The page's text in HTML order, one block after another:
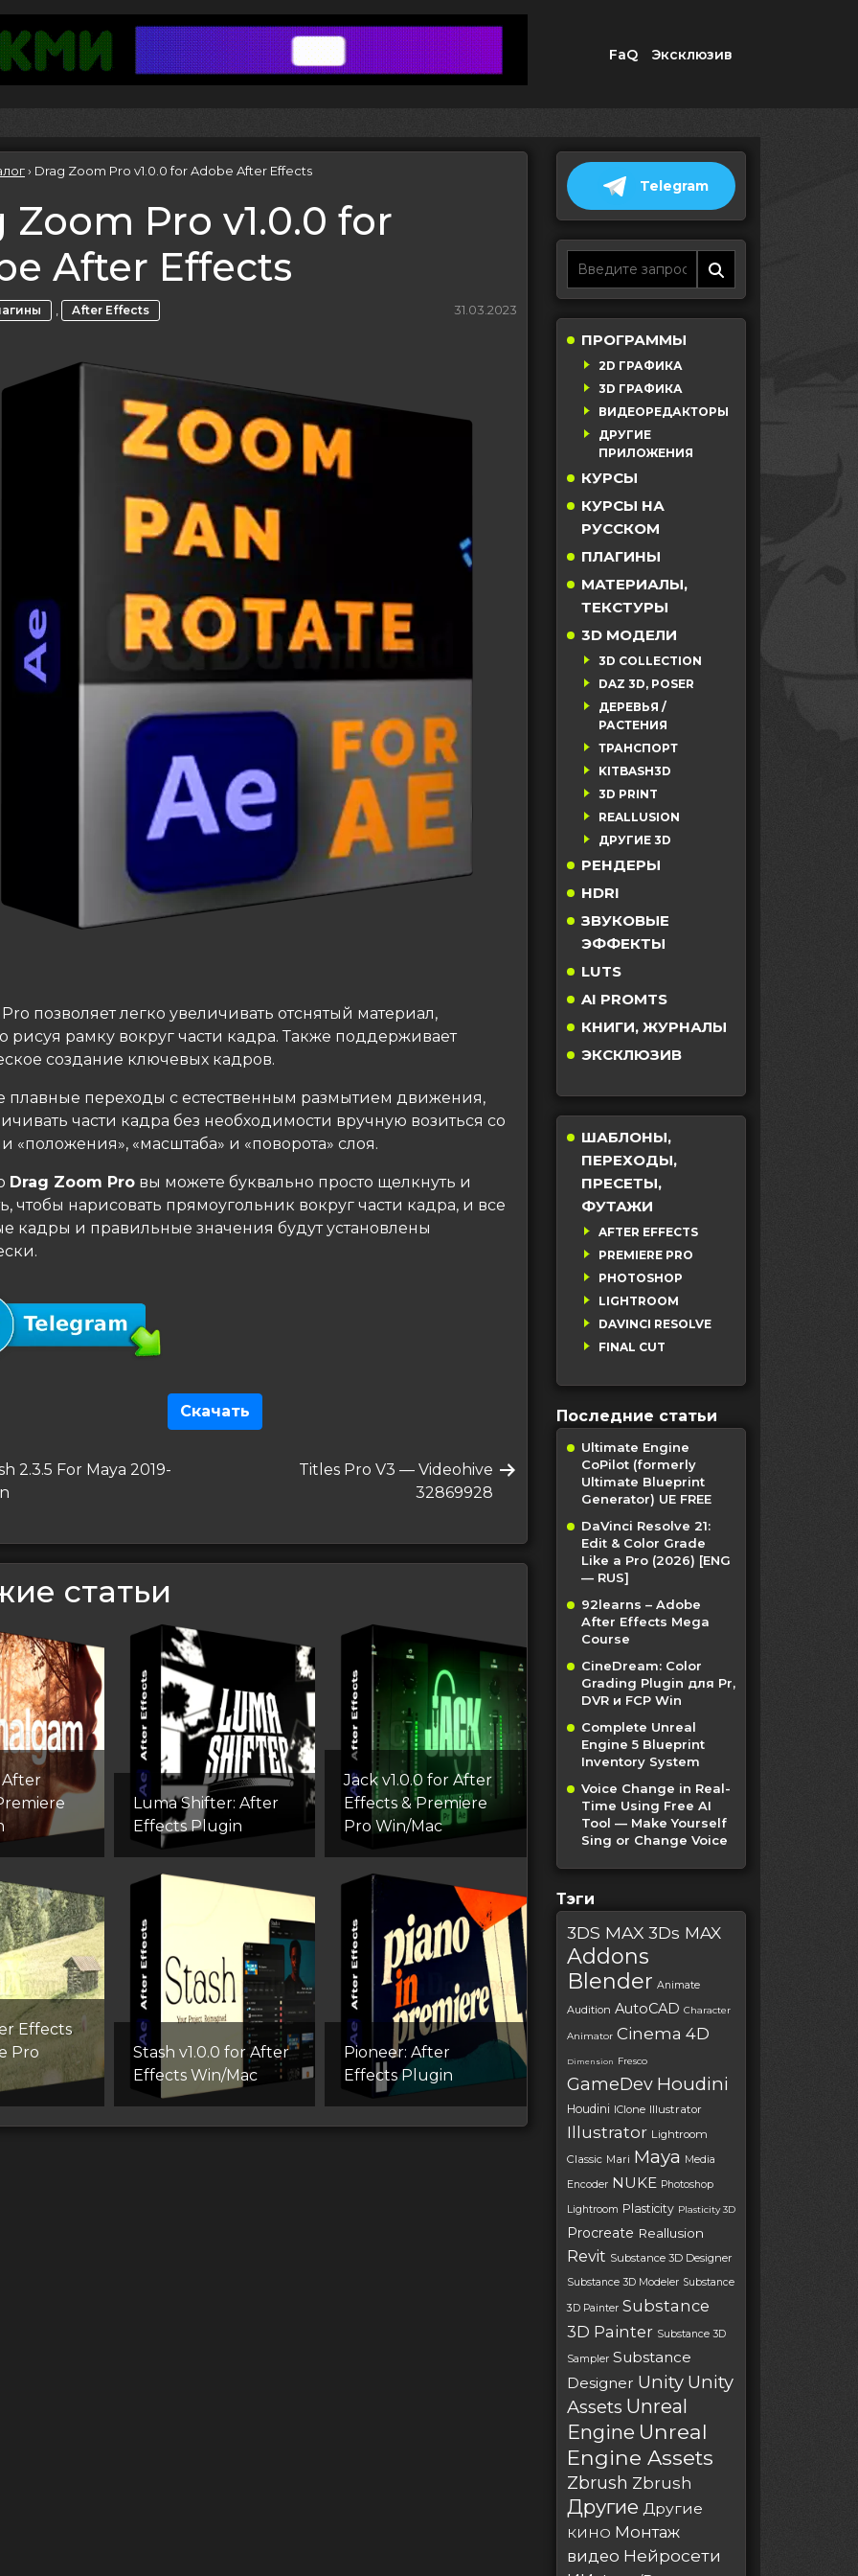
FaQ Эксклюзив
› Drag Zoom Pro v1.0.0 for Adobe After Effects
Zoom Pro v1.0.0 for
After Effects
, After Effects 31.03.2023
позволяет легко увеличивать отснятый материал,
рисуя рамку вокруг части кадра. Также поддерживает
создание ключевых кадров.
плавные переходы с естественным размытием движения,
части кадра без необходимости вручную возиться со
«положения», «масштаба» и «поворота» слоя.
Drag Zoom Pro вы можете буквально просто щелкнуть и
чтобы нарисовать прямоугольник вокруг части кадра, и все
кадры и правильные значения будут установлены
Скачать
2.3.5 For Maya 2019-
Следующая
Titles Pro V3 — Videohive
32869928
статьи
After
Luma Shifter: After
Effects Plugin
Jack v1.0.0 for After
Effects & Premiere
Pro Win/Mac
Effects
Pro
Stash v1.0.0 for After
Effects Win/Mac
Pioneer: After
Effects Plugin
Telegram
ПРОГРАММЫ
2D ГРАФИКА
3D ГРАФИКА
ВИДЕОРЕДАКТОРЫ
ДРУГИЕ
ПРИЛОЖЕНИЯ
КУРСЫ
КУРСЫ НА
РУССКОМ
ПЛАГИНЫ
МАТЕРИАЛЫ,
ТЕКСТУРЫ
3D МОДЕЛИ
3D COLLECTION
DAZ 3D, POSER
ДЕРЕВЬЯ /
РАСТЕНИЯ
ТРАНСПОРТ
KITBASH3D
3D PRINT
REALLUSION
ДРУГИЕ 3D
РЕНДЕРЫ
HDRI
ЗВУКОВЫЕ
ЭФФЕКТЫ
LUTS
AI PROMTS
КНИГИ, ЖУРНАЛЫ
ЭКСКЛЮЗИВ
ШАБЛОНЫ,
ПЕРЕХОДЫ,
ПРЕСЕТЫ,
ФУТАЖИ
AFTER EFFECTS
PREMIERE PRO
PHOTOSHOP
LIGHTROOM
DAVINCI RESOLVE
FINAL CUT
Последние статьи
Ultimate Engine
CoPilot (formerly
Ultimate Blueprint
Generator) UE FREE
DaVinci Resolve 21:
Edit & Color Grade
Like a Pro (2026) [ENG
— RUS]
92learns – Adobe
After Effects Mega
Course
CineDream: Color
Grading Plugin для Pr,
DVR и FCP Win
Complete Unreal
Engine 5 Blueprint
Inventory System
Voice Change in Real-
Time Using Free AI
Tool — Make Yourself
Sing or Change Voice
Тэги
3DS MAX 3Ds MAX
Addons
Blender Animate
Audition AutoCAD Character
Animator Cinema 4D
Dimension Fresco
GameDev Houdini
Houdini IClone Illustrator
Illustrator Lightroom
Classic Mari Maya
Media
Encoder NUKE Photoshop
Lightroom Plasticity Plasticity 3D
Procreate Reallusion
Revit Substance 3D Designer
Substance 3D Modeler Substance
3D Painter Substance
3D Painter Substance 3D
Sampler Substance
Designer Unity Unity
Assets Unreal
Engine Unreal
Engine Assets
Zbrush Zbrush
Другие Другие
КИНО Монтаж
видео Нейросети